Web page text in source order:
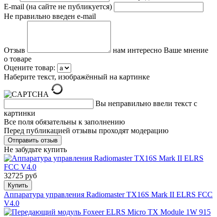
E-mail (на сайте не публикуется)
Не правильно введен e-mail
Отзыв
нам интересно Ваше мнение
о товаре
Оцените товар:
Наберите текст, изображённый на картинке
Вы неправильно ввели текст с
картинки
Все поля обязательны к заполнению
Перед публикацией отзывы проходят модерацию
Не забудьте купить
32725 руб
Купить
Аппаратура управления Radiomaster TX16S Mark II ELRS FCC
V4.0